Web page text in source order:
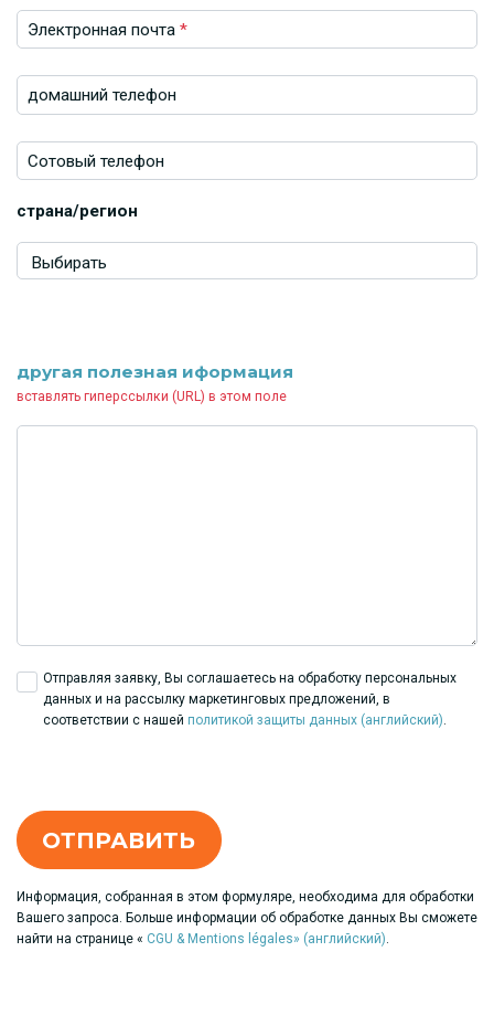
Электронная почта *
домашний телефон
Сотовый телефон
страна/регион
другая полезная иформация
вставлять гиперссылки (URL) в этом поле
Отправляя заявку, Вы соглашаетесь на обработку персональных
данных и на рассылку маркетинговых предложений, в
соответствии с нашей политикой защиты данных (английский).
Информация, собранная в этом формуляре, необходима для обработки
Вашего запроса. Больше информации об обработкe данных Вы сможете
найти на странице « CGU & Mentions légales» (английский).